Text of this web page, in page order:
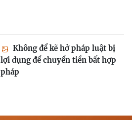
Không để kẽ hở pháp luật bị
lợi dụng để chuyển tiền bất hợp
pháp